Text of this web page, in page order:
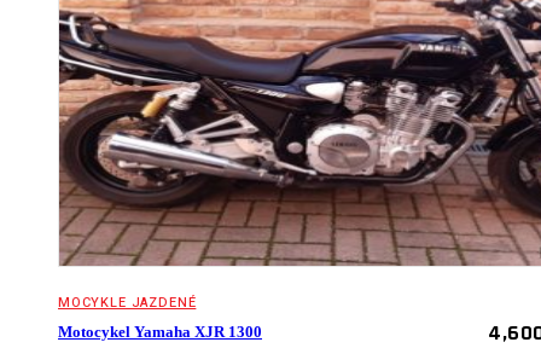
MOCYKLE JAZDENÉ
Motocykel Yamaha XJR 1300